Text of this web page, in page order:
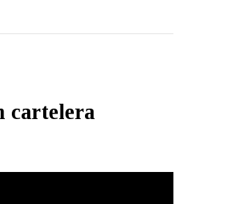
cartelera